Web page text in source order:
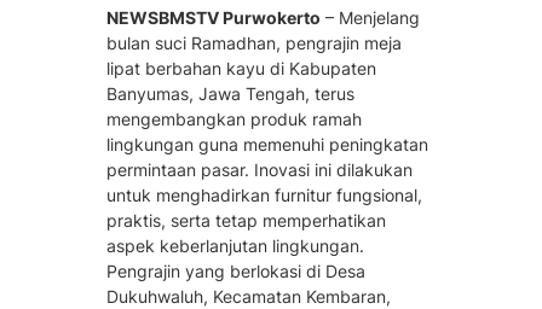
NEWSBMSTV Purwokerto – Menjelang
bulan suci Ramadhan, pengrajin meja
lipat berbahan kayu di Kabupaten
Banyumas, Jawa Tengah, terus
mengembangkan produk ramah
lingkungan guna memenuhi peningkatan
permintaan pasar. Inovasi ini dilakukan
untuk menghadirkan furnitur fungsional,
praktis, serta tetap memperhatikan
aspek keberlanjutan lingkungan.
Pengrajin yang berlokasi di Desa
Dukuhwaluh, Kecamatan Kembaran,